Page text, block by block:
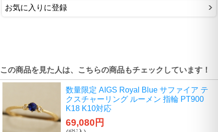
お気に入りに登録
この商品を見た人は、こちらの商品もチェックしています！
数量限定 AIGS Royal Blue サファイア テ
クスチャーリング ルーメン 指輪 PT900
K18 K10対応
69,080円